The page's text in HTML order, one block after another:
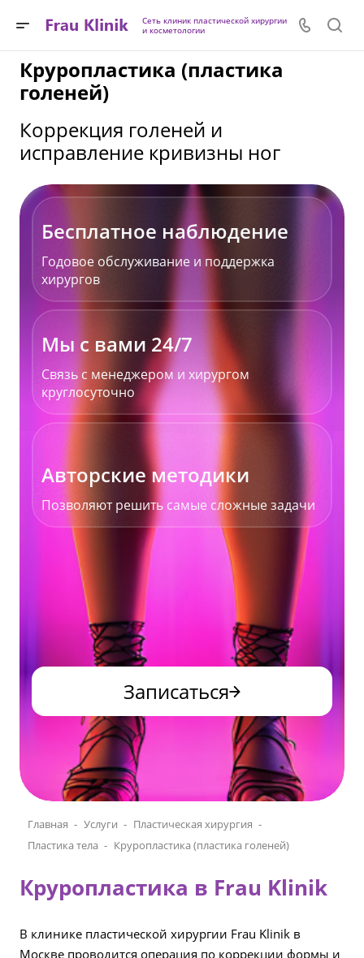
Сеть клиник пластической хирургии
и косметологии
Круропластика (пластика
голеней)
Коррекция голеней и
исправление кривизны ног
Бесплатное наблюдение
Годовое обслуживание и поддержка
хирургов
Мы с вами 24/7
Связь с менеджером и хирургом
круглосуточно
Авторские методики
Позволяют решить самые сложные задачи
Записаться
Главная Услуги
Пластическая хирургия
Пластика тела
Круропластика (пластика голеней)
Круропластика в Frau Klinik
В клинике пластической хирургии Frau Klinik в
Москве проводится операция по коррекции формы и